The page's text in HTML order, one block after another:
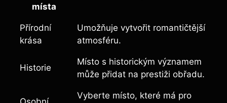
místa
Přírodní
krása
Umožňuje vytvořit romantičtější
atmosféru.
Historie
Místo s historickým významem
může přidat na prestiži obřadu.
Vyberte místo, které má pro